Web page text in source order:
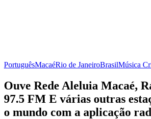
PortuguêsMacaéRio de JaneiroBrasilMúsica
Ouve Rede Aleluia Macaé,
97.5 FM E várias outras
o mundo com a aplicação